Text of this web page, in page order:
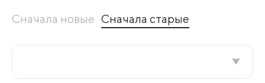
Сначала новые Сначала старые